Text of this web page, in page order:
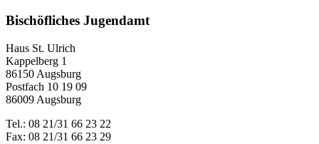
Bischöfliches Jugendamt
Haus St. Ulrich
Kappelberg 1
86150 Augsburg
Postfach 10 19 09
86009 Augsburg
Tel.: 08 21/31 66 23 22
Fax: 08 21/31 66 23 29